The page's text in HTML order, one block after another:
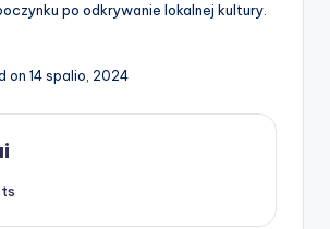
po odkrywanie lokalnej kultury.
on 14 spalio, 2024